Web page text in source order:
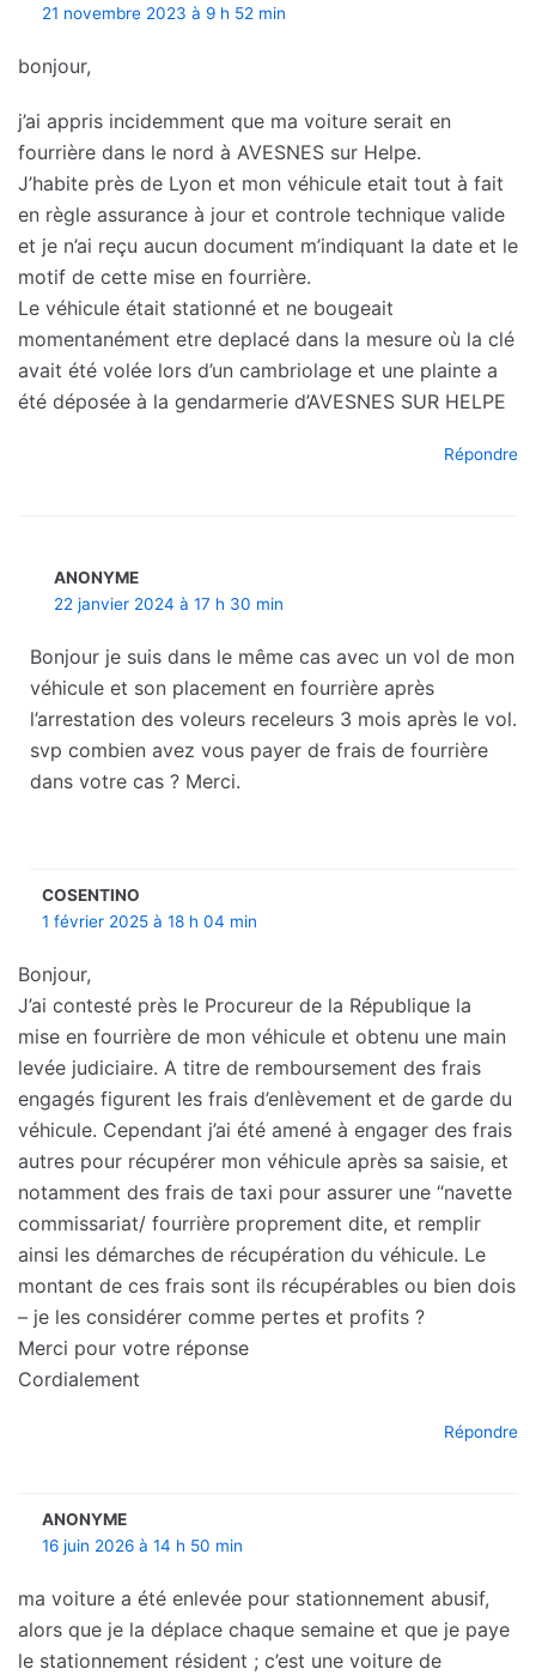
21 novembre 2023 à 9 h 52 min
bonjour,
j’ai appris incidemment que ma voiture serait en
fourrière dans le nord à AVESNES sur Helpe.
J’habite près de Lyon et mon véhicule etait tout à fait
en règle assurance à jour et controle technique valide
et je n’ai reçu aucun document m’indiquant la date et le
motif de cette mise en fourrière.
Le véhicule était stationné et ne bougeait
momentanément etre deplacé dans la mesure où la clé
avait été volée lors d’un cambriolage et une plainte a
été déposée à la gendarmerie d’AVESNES SUR HELPE
Répondre
ANONYME
22 janvier 2024 à 17 h 30 min
Bonjour je suis dans le même cas avec un vol de mon
véhicule et son placement en fourrière après
l’arrestation des voleurs receleurs 3 mois après le vol.
svp combien avez vous payer de frais de fourrière
dans votre cas ? Merci.
COSENTINO
1 février 2025 à 18 h 04 min
Bonjour,
J’ai contesté près le Procureur de la République la
mise en fourrière de mon véhicule et obtenu une main
levée judiciaire. A titre de remboursement des frais
engagés figurent les frais d’enlèvement et de garde du
véhicule. Cependant j’ai été amené à engager des frais
autres pour récupérer mon véhicule après sa saisie, et
notamment des frais de taxi pour assurer une “navette
commissariat/ fourrière proprement dite, et remplir
ainsi les démarches de récupération du véhicule. Le
montant de ces frais sont ils récupérables ou bien dois
– je les considérer comme pertes et profits ?
Merci pour votre réponse
Cordialement
Répondre
ANONYME
16 juin 2026 à 14 h 50 min
ma voiture a été enlevée pour stationnement abusif,
alors que je la déplace chaque semaine et que je paye
le stationnement résident ; c’est une voiture de